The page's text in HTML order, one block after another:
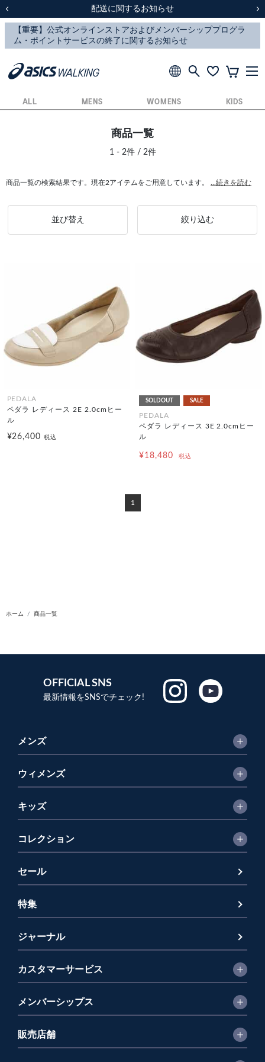
スクスク（SUKU2）価格改定のお知らせ
配送に関するお知らせ
スクスク（SUKU2）価格改定のお知らせ
配送に関するお知らせ
ALL MENS WOMENS KIDS
商品一覧
1 - 2件 / 2件
商品一覧の検索結果です。現在2アイテムをご用意しています。 ...続きを読む
並び替え 絞り込む
PEDALA
ペダラ レディース 2E 2.0cmヒー
ル
¥26,400税込
SOLDOUT SALE
PEDALA
ペダラ レディース 3E 2.0cmヒー
ル
¥18,480 税込
1
ホーム 商品一覧
OFFICIAL SNS
最新情報をSNSでチェック!
メンズ
ウィメンズ
キッズ
コレクション
セール
特集
ジャーナル
カスタマーサービス
メンバーシップス
販売店舗